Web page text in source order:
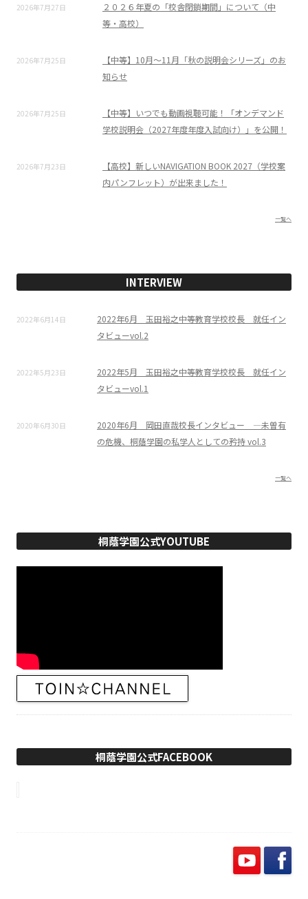
2026年7月27日
２０２６年夏の「校舎閉鎖期間」について（中
等・高校）
2026年7月25日
【中等】10月～11月「秋の説明会シリーズ」のお
知らせ
2026年7月25日
【中等】いつでも動画視聴可能！「オンデマンド
学校説明会（2027年度年度入試向け）」を公開！
2026年7月23日
【高校】新しいNAVIGATION BOOK 2027（学校案
内パンフレット）が出来ました！
一覧へ
INTERVIEW
2022年6月14日
2022年6月 玉田裕之中等教育学校校長 就任イン
タビューvol.2
2022年5月23日
2022年5月 玉田裕之中等教育学校校長 就任イン
タビューvol.1
2020年6月30日
2020年6月 岡田直哉校長インタビュー ―未曽有
の危機、桐蔭学園の私学人としての矜持 vol.3
一覧へ
桐蔭学園公式YOUTUBE
桐蔭学園公式FACEBOOK